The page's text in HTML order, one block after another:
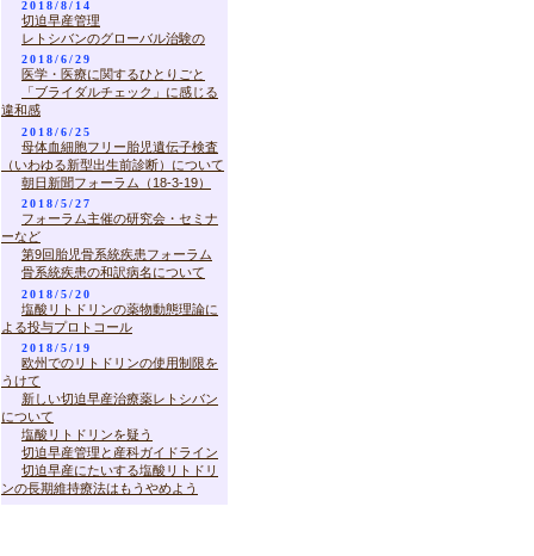
2018/8/14
切迫早産管理
レトシバンのグローバル治験の
2018/6/29
医学・医療に関するひとりごと
「ブライダルチェック」に感じる
違和感
2018/6/25
母体血細胞フリー胎児遺伝子検査
（いわゆる新型出生前診断）について
朝日新聞フォーラム（18-3-19）
2018/5/27
フォーラム主催の研究会・セミナ
ーなど
第9回胎児骨系統疾患フォーラム
骨系統疾患の和訳病名について
2018/5/20
塩酸リトドリンの薬物動態理論に
よる投与プロトコール
2018/5/19
欧州でのリトドリンの使用制限を
うけて
新しい切迫早産治療薬レトシバン
について
塩酸リトドリンを疑う
切迫早産管理と産科ガイドライン
切迫早産にたいする塩酸リトドリ
ンの長期維持療法はもうやめよう